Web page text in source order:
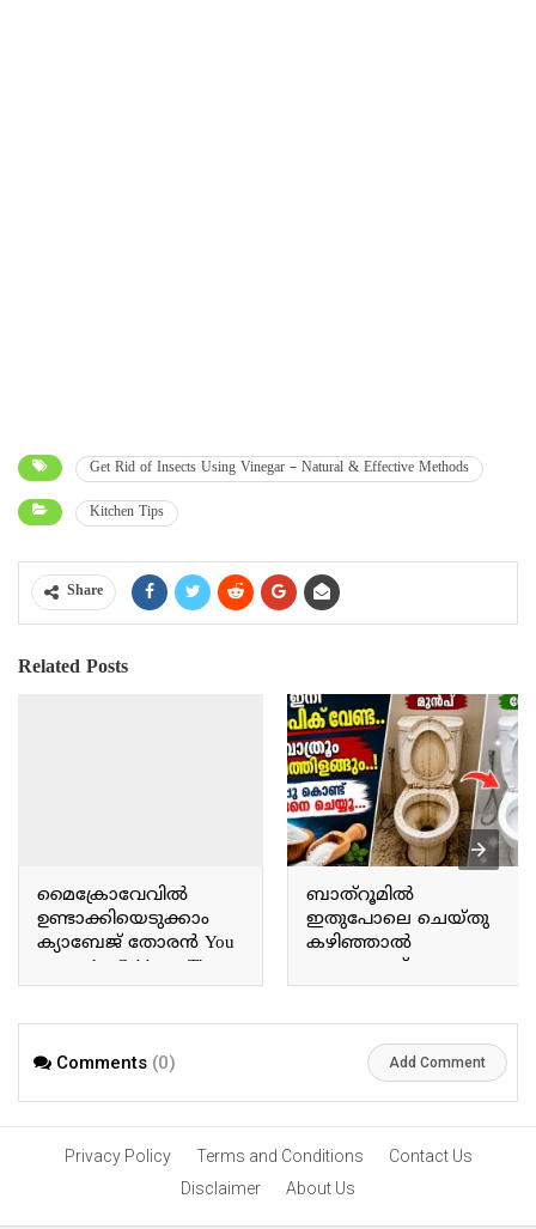
Get Rid of Insects Using Vinegar – Natural & Effective Methods
Kitchen Tips
Share
Related Posts
മൈക്രോവേവിൽ
ഉണ്ടാക്കിയെടുക്കാം
ക്യാബേജ് തോരൻ You
can make Cabbage Thoran
in the microwave.
ബാത്റൂമിൽ
ഇതുപോലെ ചെയ്തു
കഴിഞ്ഞാൽ
ഉപ്പുകൊണ്ട്
ചെറിയൊരു സൂത്രം
വളരെയധികം
ഭംഗിയായിട്ട്
വൃത്തിയായി കിട്ടും A
all it takes to get the
bathroom sparkling clean
and tidy.
Comments (0) Add Comment
Privacy Policy Terms and Conditions
Contact Us
Disclaimer
About Us